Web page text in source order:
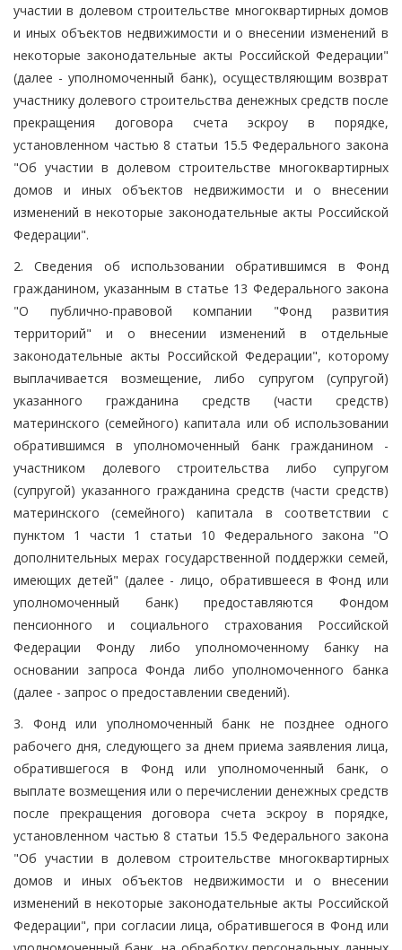
участии в долевом строительстве многоквартирных домов
и иных объектов недвижимости и о внесении изменений в
некоторые законодательные акты Российской Федерации"
(далее - уполномоченный банк), осуществляющим возврат
участнику долевого строительства денежных средств после
прекращения договора счета эскроу в порядке,
установленном частью 8 статьи 15.5 Федерального закона
"Об участии в долевом строительстве многоквартирных
домов и иных объектов недвижимости и о внесении
изменений в некоторые законодательные акты Российской
Федерации".
2. Сведения об использовании обратившимся в Фонд
гражданином, указанным в статье 13 Федерального закона
"О публично-правовой компании "Фонд развития
территорий" и о внесении изменений в отдельные
законодательные акты Российской Федерации", которому
выплачивается возмещение, либо супругом (супругой)
указанного гражданина средств (части средств)
материнского (семейного) капитала или об использовании
обратившимся в уполномоченный банк гражданином -
участником долевого строительства либо супругом
(супругой) указанного гражданина средств (части средств)
материнского (семейного) капитала в соответствии с
пунктом 1 части 1 статьи 10 Федерального закона "О
дополнительных мерах государственной поддержки семей,
имеющих детей" (далее - лицо, обратившееся в Фонд или
уполномоченный банк) предоставляются Фондом
пенсионного и социального страхования Российской
Федерации Фонду либо уполномоченному банку на
основании запроса Фонда либо уполномоченного банка
(далее - запрос о предоставлении сведений).
3. Фонд или уполномоченный банк не позднее одного
рабочего дня, следующего за днем приема заявления лица,
обратившегося в Фонд или уполномоченный банк, о
выплате возмещения или о перечислении денежных средств
после прекращения договора счета эскроу в порядке,
установленном частью 8 статьи 15.5 Федерального закона
"Об участии в долевом строительстве многоквартирных
домов и иных объектов недвижимости и о внесении
изменений в некоторые законодательные акты Российской
Федерации", при согласии лица, обратившегося в Фонд или